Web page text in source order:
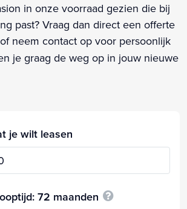
in onze voorraad gezien die bij
past? Vraag dan direct een offerte
of neem contact op voor persoonlijk
je graag de weg op in jouw nieuwe
je wilt leasen
72 maanden